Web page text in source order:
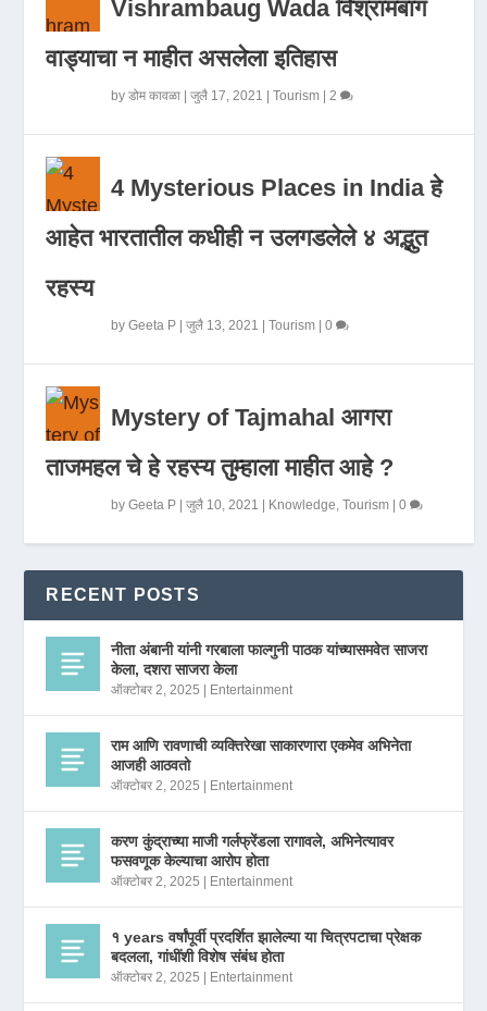
Vishrambaug Wada विश्रामबाग
वाड्याचा न माहीत असलेला इतिहास
byडोम कावळा |जुलै 17, 2021 |Tourism |2
4 Mysterious Places in India हे
आहेत भारतातील कधीही न उलगडलेले ४ अद्भुत
रहस्य
byGeeta P |जुलै 13, 2021 |Tourism |0
Mystery of Tajmahal आगरा
ताजमहल चे हे रहस्य तुम्हाला माहीत आहे ?
byGeeta P |जुलै 10, 2021 Knowledge,Tourism |0
RECENT POSTS
नीता अंबानी यांनी गरबाला फाल्गुनी पाठक यांच्यासमवेत साजरा
केला, दशरा साजरा केला
ऑक्टोबर 2, 2025 Entertainment
राम आणि रावणाची व्यक्तिरेखा साकारणारा एकमेव अभिनेता
आजही आठवतो
ऑक्टोबर 2, 2025 Entertainment
करण कुंद्राच्या माजी गर्लफ्रेंडला रागावले, अभिनेत्यावर
फसवणूक केल्याचा आरोप होता
ऑक्टोबर 2, 2025 Entertainment
१ years वर्षांपूर्वी प्रदर्शित झालेल्या या चित्रपटाचा प्रेक्षक
बदलला, गांधींशी विशेष संबंध होता
ऑक्टोबर 2, 2025 Entertainment